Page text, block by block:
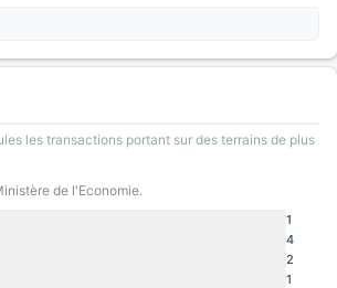
les transactions portant sur des terrains de plus
de l'Economie.
1
4
2
1